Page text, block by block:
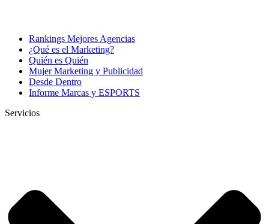
Rankings Mejores Agencias
¿Qué es el Marketing?
Quién es Quién
Mujer Marketing y Publicidad
Desde Dentro
Informe Marcas y ESPORTS
Servicios